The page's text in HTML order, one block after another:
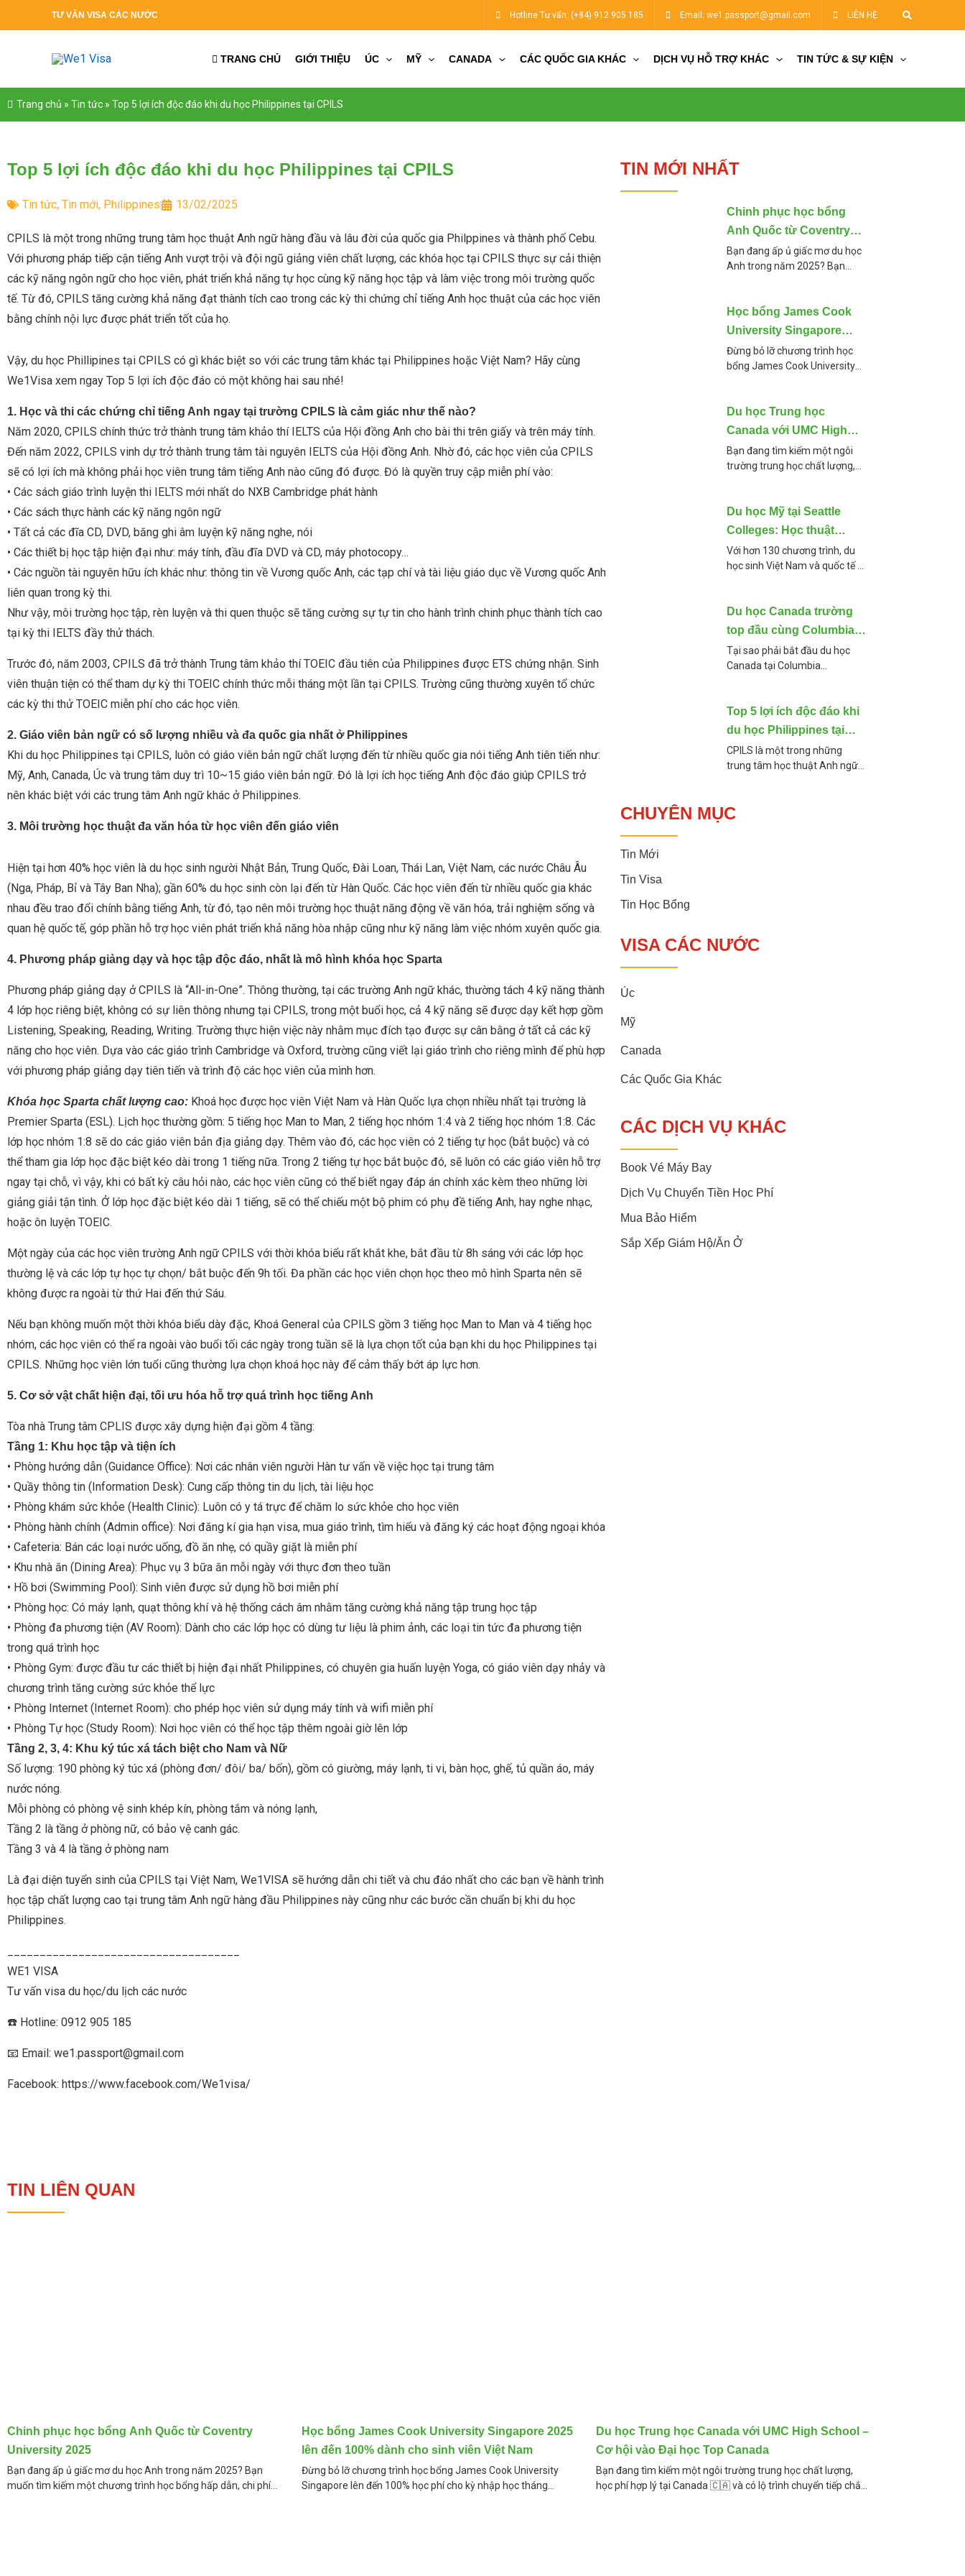
tới
TƯ VẤN VISA CÁC NƯỚC Hotline Tư vấn: (+84) 912 905 185 Email: we1.passport@gmail.com LIÊN HỆ
Tìm
TRANG CHỦ GIỚI THIỆU ÚC MỸ CANADA CÁC QUỐC GIA KHÁC DỊCH VỤ HỖ TRỢ KHÁC TIN TỨC & SỰ KIỆN
Trang chủ » Tin tức » Top 5 lợi ích độc đáo khi du học Philippines tại CPILS
Top 5 lợi ích độc đáo khi du học Philippines tại CPILS
Tin tức, Tin mới, Philippines 13/02/2025
CPILS là một trong những trung tâm học thuật Anh ngữ hàng đầu và lâu đời của quốc gia Philppines và thành phố Cebu.
Với phương pháp tiếp cận tiếng Anh vượt trội và đội ngũ giảng viên chất lượng, các khóa học tại CPILS thực sự cải thiện
các kỹ năng ngôn ngữ cho học viên, phát triển khả năng tự học cùng kỹ năng học tập và làm việc trong môi trường quốc
tế. Từ đó, CPILS tăng cường khả năng đạt thành tích cao trong các kỳ thi chứng chỉ tiếng Anh học thuật của các học viên
bằng chính nội lực được phát triển tốt của họ.
Vậy, du học Phillipines tại CPILS có gì khác biệt so với các trung tâm khác tại Philippines hoặc Việt Nam? Hãy cùng
We1Visa xem ngay Top 5 lợi ích độc đáo có một không hai sau nhé!
1. Học và thi các chứng chỉ tiếng Anh ngay tại trường CPILS là cảm giác như thế nào?
Năm 2020, CPILS chính thức trở thành trung tâm khảo thí IELTS của Hội đồng Anh cho bài thi trên giấy và trên máy tính.
Đến năm 2022, CPILS vinh dự trở thành trung tâm tài nguyên IELTS của Hội đồng Anh. Nhờ đó, các học viên của CPILS
sẽ có lợi ích mà không phải học viên trung tâm tiếng Anh nào cũng đó được. Đó là quyền truy cập miễn phí vào:
• Các sách giáo trình luyện thi IELTS mới nhất do NXB Cambridge phát hành
• Các sách thực hành các kỹ năng ngôn ngữ
• Tất cả các đĩa CD, DVD, băng ghi âm luyện kỹ năng nghe, nói
• Các thiết bị học tập hiện đại như: máy tính, đầu đĩa DVD và CD, máy photocopy…
• Các nguồn tài nguyên hữu ích khác như: thông tin về Vương quốc Anh, các tạp chí và tài liệu giáo dục về Vương quốc Anh
liên quan trong kỳ thi.
Như vậy, môi trường học tập, rèn luyện và thi quen thuộc sẽ tăng cường sự tự tin cho hành trình chinh phục thành tích cao
tại kỳ thi IELTS đầy thử thách.
Trước đó, năm 2003, CPILS đã trở thành Trung tâm khảo thí TOEIC đầu tiên của Philippines được ETS chứng nhận. Sinh
viên thuận tiện có thể tham dự kỳ thi TOEIC chính thức mỗi tháng một lần tại CPILS. Trường cũng thường xuyên tổ chức
các kỳ thi thử TOEIC miễn phí cho các học viên.
2. Giáo viên bản ngữ có số lượng nhiều và đa quốc gia nhất ở Philippines
Khi du học Philippines tại CPILS, luôn có giáo viên bản ngữ chất lượng đến từ nhiều quốc gia nói tiếng Anh tiên tiến như:
Mỹ, Anh, Canada, Úc và trung tâm duy trì 10~15 giáo viên bản ngữ. Đó là lợi ích học tiếng Anh độc đáo giúp CPILS trở
nên khác biệt với các trung tâm Anh ngữ khác ở Philippines.
3. Môi trường học thuật đa văn hóa từ học viên đến giáo viên
Hiện tại hơn 40% học viên là du học sinh người Nhật Bản, Trung Quốc, Đài Loan, Thái Lan, Việt Nam, các nước Châu Âu
(Nga, Pháp, Bỉ và Tây Ban Nha); gần 60% du học sinh còn lại đến từ Hàn Quốc. Các học viên đến từ nhiều quốc gia khác
nhau đều trao đổi chính bằng tiếng Anh, từ đó, tạo nên môi trường học thuật năng động về văn hóa, trải nghiệm sống và
quan hệ quốc tế, góp phần hỗ trợ học viên phát triển khả năng hòa nhập cũng như kỹ năng làm việc nhóm xuyên quốc gia.
4. Phương pháp giảng dạy và học tập độc đáo, nhất là mô hình khóa học Sparta
Phương pháp giảng dạy ở CPILS là “All-in-One”. Thông thường, tại các trường Anh ngữ khác, thường tách 4 kỹ năng thành
4 lớp học riêng biệt, không có sự liên thông nhưng tại CPILS, trong một buổi học, cả 4 kỹ năng sẽ được dạy kết hợp gồm
Listening, Speaking, Reading, Writing. Trường thực hiện việc này nhằm mục đích tạo được sự cân bằng ở tất cả các kỹ
năng cho học viên. Dựa vào các giáo trình Cambridge và Oxford, trường cũng viết lại giáo trình cho riêng mình để phù hợp
với phương pháp giảng dạy tiên tiến và trình độ các học viên của mình hơn.
Khóa học Sparta chất lượng cao: Khoá học được học viên Việt Nam và Hàn Quốc lựa chọn nhiều nhất tại trường là
Premier Sparta (ESL). Lịch học thường gồm: 5 tiếng học Man to Man, 2 tiếng học nhóm 1:4 và 2 tiếng học nhóm 1:8. Các
lớp học nhóm 1:8 sẽ do các giáo viên bản địa giảng dạy. Thêm vào đó, các học viên có 2 tiếng tự học (bắt buộc) và có
thể tham gia lớp học đặc biệt kéo dài trong 1 tiếng nữa. Trong 2 tiếng tự học bắt buộc đó, sẽ luôn có các giáo viên hỗ trợ
ngay tại chỗ, vì vậy, khi có bất kỳ câu hỏi nào, các học viên cũng có thể biết ngay đáp án chính xác kèm theo những lời
giảng giải tận tình. Ở lớp học đặc biệt kéo dài 1 tiếng, sẽ có thể chiếu một bộ phim có phụ đề tiếng Anh, hay nghe nhạc,
hoặc ôn luyện TOEIC.
Một ngày của các học viên trường Anh ngữ CPILS với thời khóa biểu rất khắt khe, bắt đầu từ 8h sáng với các lớp học
thường lệ và các lớp tự học tự chọn/ bắt buộc đến 9h tối. Đa phần các học viên chọn học theo mô hình Sparta nên sẽ
không được ra ngoài từ thứ Hai đến thứ Sáu.
Nếu bạn không muốn một thời khóa biểu dày đặc, Khoá General của CPILS gồm 3 tiếng học Man to Man và 4 tiếng học
nhóm, các học viên có thể ra ngoài vào buổi tối các ngày trong tuần sẽ là lựa chọn tốt của bạn khi du học Philippines tại
CPILS. Những học viên lớn tuổi cũng thường lựa chọn khoá học này để cảm thấy bớt áp lực hơn.
5. Cơ sở vật chất hiện đại, tối ưu hóa hỗ trợ quá trình học tiếng Anh
Tòa nhà Trung tâm CPLIS được xây dựng hiện đại gồm 4 tầng:
Tầng 1: Khu học tập và tiện ích
• Phòng hướng dẫn (Guidance Office): Nơi các nhân viên người Hàn tư vấn về việc học tại trung tâm
• Quầy thông tin (Information Desk): Cung cấp thông tin du lịch, tài liệu học
• Phòng khám sức khỏe (Health Clinic): Luôn có y tá trực để chăm lo sức khỏe cho học viên
• Phòng hành chính (Admin office): Nơi đăng kí gia hạn visa, mua giáo trình, tìm hiểu và đăng ký các hoạt động ngoại khóa
• Cafeteria: Bán các loại nước uống, đồ ăn nhẹ, có quầy giặt là miễn phí
• Khu nhà ăn (Dining Area): Phục vụ 3 bữa ăn mỗi ngày với thực đơn theo tuần
• Hồ bơi (Swimming Pool): Sinh viên được sử dụng hồ bơi miễn phí
• Phòng học: Có máy lạnh, quạt thông khí và hệ thống cách âm nhằm tăng cường khả năng tập trung học tập
• Phòng đa phương tiện (AV Room): Dành cho các lớp học có dùng tư liệu là phim ảnh, các loại tin tức đa phương tiện
trong quá trình học
• Phòng Gym: được đầu tư các thiết bị hiện đại nhất Philippines, có chuyên gia huấn luyện Yoga, có giáo viên dạy nhảy và
chương trình tăng cường sức khỏe thể lực
• Phòng Internet (Internet Room): cho phép học viên sử dụng máy tính và wifi miễn phí
• Phòng Tự học (Study Room): Nơi học viên có thể học tập thêm ngoài giờ lên lớp
Tầng 2, 3, 4: Khu ký túc xá tách biệt cho Nam và Nữ
Số lượng: 190 phòng ký túc xá (phòng đơn/ đôi/ ba/ bốn), gồm có giường, máy lạnh, ti vi, bàn học, ghế, tủ quần áo, máy
nước nóng.
Mỗi phòng có phòng vệ sinh khép kín, phòng tắm và nóng lạnh,
Tầng 2 là tầng ở phòng nữ, có bảo vệ canh gác.
Tầng 3 và 4 là tầng ở phòng nam
Là đại diện tuyển sinh của CPILS tại Việt Nam, We1VISA sẽ hướng dẫn chi tiết và chu đáo nhất cho các bạn về hành trình
học tập chất lượng cao tại trung tâm Anh ngữ hàng đầu Philippines này cũng như các bước cần chuẩn bị khi du học
Philippines.
WE1 VISA
Tư vấn visa du học/du lịch các nước
☎️ Hotline: 0912 905 185
📧 Email: we1.passport@gmail.com
Facebook: https://www.facebook.com/We1visa/
TIN MỚI NHẤT
Chinh phục học bổng
Anh Quốc từ Coventry
University 2025
Bạn đang ấp ủ giấc mơ du học
Anh trong năm 2025? Bạn
hợp lý, và chất lượng
Học bổng James Cook
University Singapore
2025 lên đến 100% dành
cho sinh viên Việt Nam
Đừng bỏ lỡ chương trình học
bổng James Cook University
9/2025! Cùng We1 Education
tìm hiểu chi tiết về
Du học Trung học
Canada với UMC High
School – Cơ hội vào Đại
học Top Canada
Bạn đang tìm kiếm một ngôi
trường trung học chất lượng,
chắn vào các đại học
Du học Mỹ tại Seattle
Colleges: Học thuật
vững, thực hành chuyên
sâu ngành bạn thích
Với hơn 130 chương trình, du
học sinh Việt Nam và quốc tế có
Colleges. Về trường
Du học Canada trường
top đầu cùng Columbia
Academy
Tại sao phải bắt đầu du học
Canada tại Columbia
giúp học sinh thành công ghi
danh vào những ngôi
Top 5 lợi ích độc đáo khi
du học Philippines tại
CPILS
CPILS là một trong những
trung tâm học thuật Anh ngữ
Cebu. Với phương pháp tiếp
CHUYÊN MỤC
Tin Mới
Tin Visa
Tin Học Bổng
VISA CÁC NƯỚC
Úc
Mỹ
Canada
Các Quốc Gia Khác
CÁC DỊCH VỤ KHÁC
Book Vé Máy Bay
Dịch Vụ Chuyển Tiền Học Phí
Mua Bảo Hiểm
Sắp Xếp Giám Hộ/ăn Ở
TIN LIÊN QUAN
Chinh phục học bổng Anh Quốc từ Coventry
University 2025
Bạn đang ấp ủ giấc mơ du học Anh trong năm 2025? Bạn
muốn tìm kiếm một chương trình học bổng hấp dẫn, chi phí
Học bổng James Cook University Singapore 2025
lên đến 100% dành cho sinh viên Việt Nam
Đừng bỏ lỡ chương trình học bổng James Cook University
Singapore lên đến 100% học phí cho kỳ nhập học tháng
Du học Trung học Canada với UMC High School –
Cơ hội vào Đại học Top Canada
Bạn đang tìm kiếm một ngôi trường trung học chất lượng,
học phí hợp lý tại Canada 🇨🇦 và có lộ trình chuyển tiếp chắc